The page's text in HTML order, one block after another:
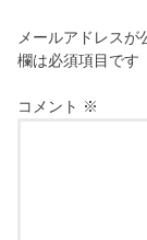
メールアドレスが
欄は必須項目です
コメント ※